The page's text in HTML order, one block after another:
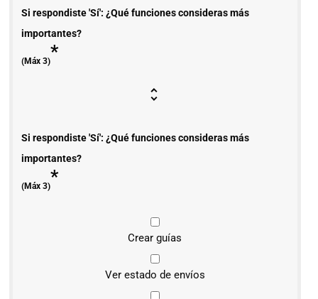
Si respondiste 'Sí': ¿Qué funciones consideras más
importantes?
(Máx 3)*
Si respondiste 'Sí': ¿Qué funciones consideras más
importantes?
(Máx 3)*
Crear guías
Ver estado de envíos